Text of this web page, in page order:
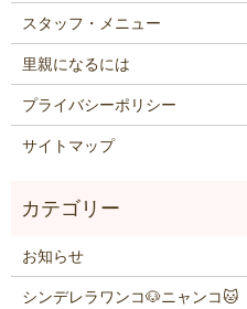
スタッフ・メニュー
里親になるには
プライバシーポリシー
サイトマップ
お知らせ
シンデレラワンコ🐶ニャンコ🐱